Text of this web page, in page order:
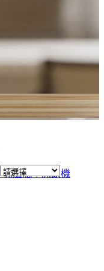
保溫瓶｜開飲機